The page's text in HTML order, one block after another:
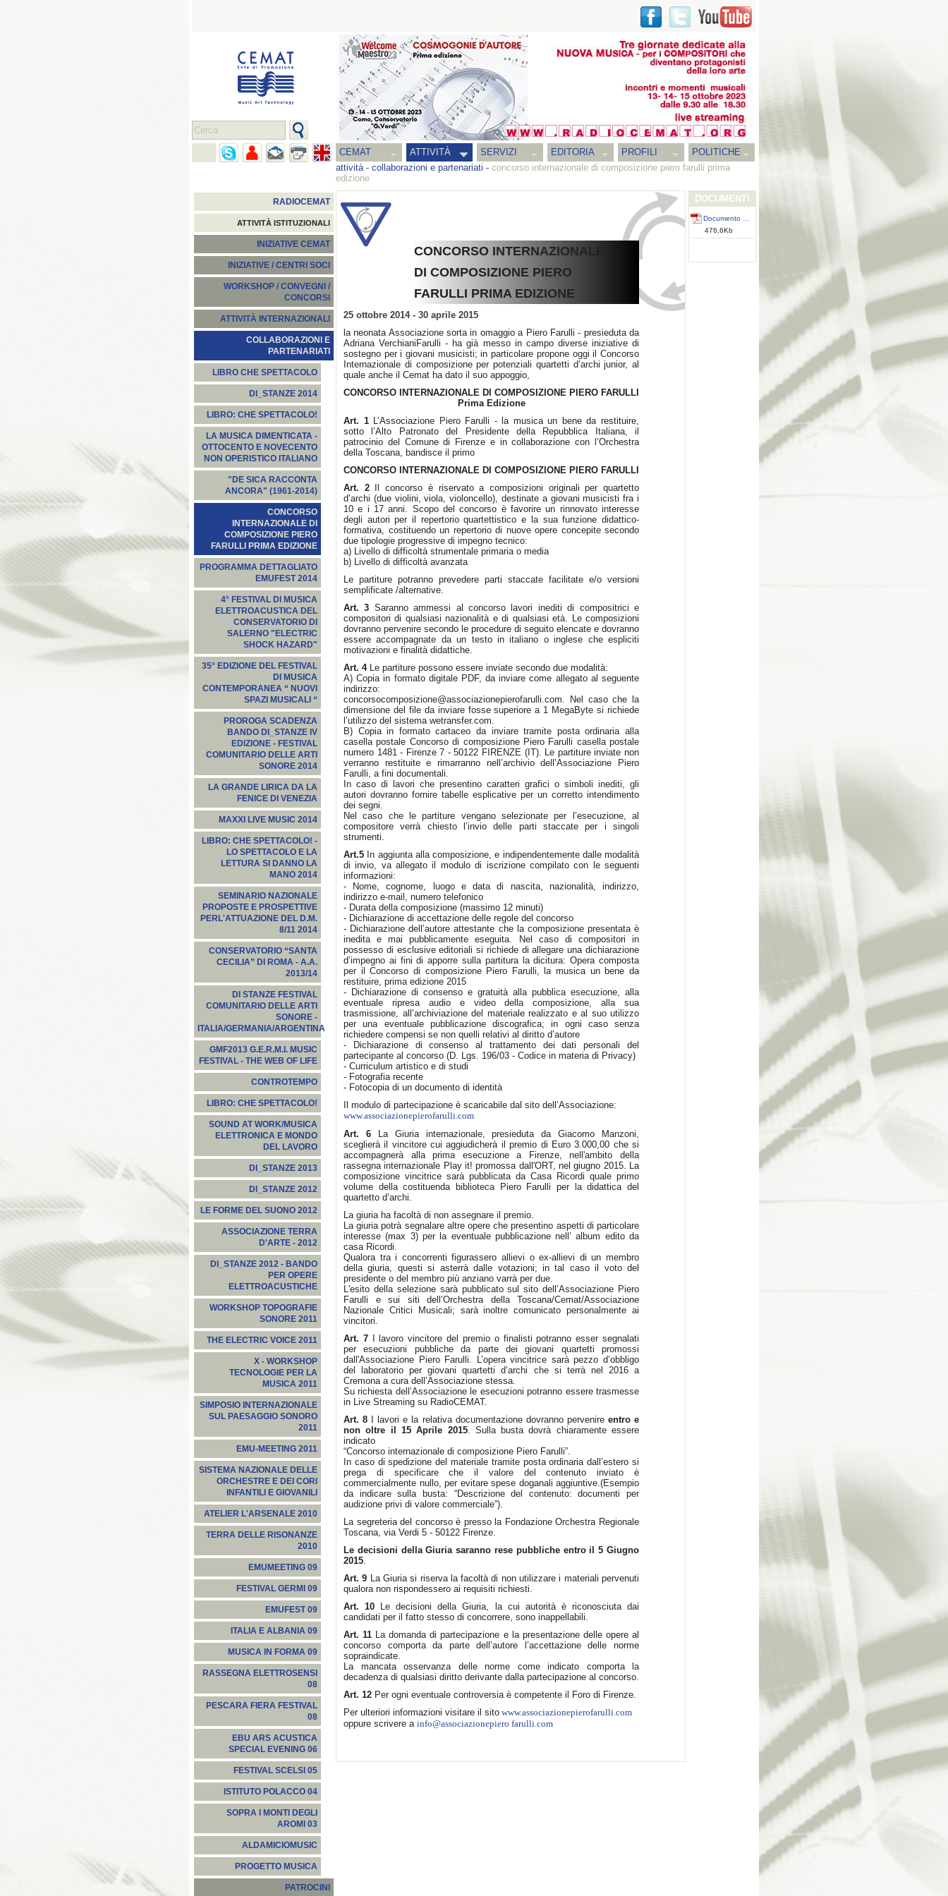
CEMAT ATTIVITÀ SERVIZI EDITORIA PROFILI
POLITICHE
attività- collaborazioni e partenariati - concorso internazionale di composizione piero farulli prima
edizione
RADIOCEMAT
ATTIVITÀ ISTITUZIONALI
INIZIATIVE CEMAT
INIZIATIVE / CENTRI SOCI
WORKSHOP / CONVEGNI /
CONCORSI
ATTIVITÀ INTERNAZIONALI
COLLABORAZIONI E
PARTENARIATI
LIBRO CHE SPETTACOLO
DI_STANZE 2014
LIBRO: CHE SPETTACOLO!
LA MUSICA DIMENTICATA -
OTTOCENTO E NOVECENTO
NON OPERISTICO ITALIANO
"DE SICA RACCONTA
ANCORA" (1961-2014)
CONCORSO
INTERNAZIONALE DI
COMPOSIZIONE PIERO
FARULLI PRIMA EDIZIONE
PROGRAMMA DETTAGLIATO
EMUFEST 2014
4° FESTIVAL DI MUSICA
ELETTROACUSTICA DEL
CONSERVATORIO DI
SALERNO "ELECTRIC
SHOCK HAZARD"
35° EDIZIONE DEL FESTIVAL
DI MUSICA
CONTEMPORANEA “ NUOVI
SPAZI MUSICALI “
PROROGA SCADENZA
BANDO DI_STANZE IV
EDIZIONE - FESTIVAL
COMUNITARIO DELLE ARTI
SONORE 2014
LA GRANDE LIRICA DA LA
FENICE DI VENEZIA
MAXXI LIVE MUSIC 2014
LIBRO: CHE SPETTACOLO! -
LO SPETTACOLO E LA
LETTURA SI DANNO LA
MANO 2014
SEMINARIO NAZIONALE
PROPOSTE E PROSPETTIVE
PERL'ATTUAZIONE DEL D.M.
8/11 2014
CONSERVATORIO “SANTA
CECILIA” DI ROMA - A.A.
2013/14
DI STANZE FESTIVAL
COMUNITARIO DELLE ARTI
SONORE -
ITALIA/GERMANIA/ARGENTINA
GMF2013 G.E.R.M.I. MUSIC
FESTIVAL - THE WEB OF LIFE
CONTROTEMPO
LIBRO: CHE SPETTACOLO!
SOUND AT WORK/MUSICA
ELETTRONICA E MONDO
DEL LAVORO
DI_STANZE 2013
DI_STANZE 2012
LE FORME DEL SUONO 2012
ASSOCIAZIONE TERRA
D'ARTE - 2012
DI_STANZE 2012 - BANDO
PER OPERE
ELETTROACUSTICHE
WORKSHOP TOPOGRAFIE
SONORE 2011
THE ELECTRIC VOICE 2011
X - WORKSHOP
TECNOLOGIE PER LA
MUSICA 2011
SIMPOSIO INTERNAZIONALE
SUL PAESAGGIO SONORO
2011
EMU-MEETING 2011
SISTEMA NAZIONALE DELLE
ORCHESTRE E DEI CORI
INFANTILI E GIOVANILI
ATELIER L'ARSENALE 2010
TERRA DELLE RISONANZE
2010
EMUMEETING 09
FESTIVAL GERMI 09
EMUFEST 09
ITALIA E ALBANIA 09
MUSICA IN FORMA 09
RASSEGNA ELETTROSENSI
08
PESCARA FIERA FESTIVAL
08
EBU ARS ACUSTICA
SPECIAL EVENING 06
FESTIVAL SCELSI 05
ISTITUTO POLACCO 04
SOPRA I MONTI DEGLI
AROMI 03
ALDAMICIOMUSIC
PROGETTO MUSICA
PATROCINI
CONCORSO INTERNAZIONALE
DI COMPOSIZIONE PIERO
FARULLI PRIMA EDIZIONE
25 ottobre 2014 - 30 aprile 2015
la neonata Associazione sorta in omaggio a Piero Farulli - presieduta da
Adriana VerchianiFarulli - ha già messo in campo diverse iniziative di
sostegno per i giovani musicisti; in particolare propone oggi il Concorso
Internazionale di composizione per potenziali quartetti d’archi junior, al
quale anche il Cemat ha dato il suo appoggio,
CONCORSO INTERNAZIONALE DI COMPOSIZIONE PIERO FARULLI
Prima Edizione
Art. 1L’Associazione Piero Farulli - la musica un bene da restituire,
sotto l’Alto Patronato del Presidente della Repubblica Italiana, il
patrocinio del Comune di Firenze e in collaborazione con l’Orchestra
della Toscana, bandisce il primo
CONCORSO INTERNAZIONALE DI COMPOSIZIONE PIERO FARULLI
Art. 2Il concorso è riservato a composizioni originali per quartetto
d’archi (due violini, viola, violoncello), destinate a giovani musicisti fra i
10 e i 17 anni. Scopo del concorso è favorire un rinnovato interesse
degli autori per il repertorio quartettistico e la sua funzione didattico-
formativa, costituendo un repertorio di nuove opere concepite secondo
due tipologie progressive di impegno tecnico:
a) Livello di difficoltà strumentale primaria o media
b) Livello di difficoltà avanzata
Le partiture potranno prevedere parti staccate facilitate e/o versioni
semplificate /alternative.
Art. 3 Saranno ammessi al concorso lavori inediti di compositrici e
compositori di qualsiasi nazionalità e di qualsiasi età. Le composizioni
dovranno pervenire secondo le procedure di seguito elencate e dovranno
essere accompagnate da un testo in italiano o inglese che espliciti
motivazioni e finalità didattiche.
Art. 4Le partiture possono essere inviate secondo due modalità:
A) Copia in formato digitale PDF, da inviare come allegato al seguente
indirizzo:
concorsocomposizione@associazionepierofarulli.com. Nel caso che la
dimensione del file da inviare fosse superiore a 1 MegaByte si richiede
l’utilizzo del sistema wetransfer.com.
B) Copia in formato cartaceo da inviare tramite posta ordinaria alla
casella postale Concorso di composizione Piero Farulli casella postale
numero 1481 - Firenze 7 - 50122 FIRENZE (IT). Le partiture inviate non
verranno restituite e rimarranno nell’archivio dell’Associazione Piero
Farulli, a fini documentali.
In caso di lavori che presentino caratteri grafici o simboli inediti, gli
autori dovranno fornire tabelle esplicative per un corretto intendimento
dei segni.
Nel caso che le partiture vengano selezionate per l’esecuzione, al
compositore verrà chiesto l’invio delle parti staccate per i singoli
strumenti.
Art.5 In aggiunta alla composizione, e indipendentemente dalle modalità
di invio, va allegato il modulo di iscrizione compilato con le seguenti
informazioni:
- Nome, cognome, luogo e data di nascita, nazionalità, indirizzo,
indirizzo e-mail, numero telefonico
- Durata della composizione (massimo 12 minuti)
- Dichiarazione di accettazione delle regole del concorso
- Dichiarazione dell’autore attestante che la composizione presentata è
inedita e mai pubblicamente eseguita. Nel caso di compositori in
possesso di esclusive editoriali si richiede di allegare una dichiarazione
d’impegno ai fini di apporre sulla partitura la dicitura: Opera composta
per il Concorso di composizione Piero Farulli, la musica un bene da
restituire, prima edizione 2015
- Dichiarazione di consenso e gratuità alla pubblica esecuzione, alla
eventuale ripresa audio e video della composizione, alla sua
trasmissione, all’archiviazione del materiale realizzato e al suo utilizzo
per una eventuale pubblicazione discografica; in ogni caso senza
richiedere compensi se non quelli relativi al diritto d’autore
- Dichiarazione di consenso al trattamento dei dati personali del
partecipante al concorso (D. Lgs. 196/03 - Codice in materia di Privacy)
- Curriculum artistico e di studi
- Fotografia recente
- Fotocopia di un documento di identità
Il modulo di partecipazione è scaricabile dal sito dell’Associazione:
www.associazionepierofarulli.com
Art. 6La Giuria internazionale, presieduta da Giacomo Manzoni,
sceglierà il vincitore cui aggiudicherà il premio di Euro 3.000,00 che si
accompagnerà alla prima esecuzione a Firenze, nell'ambito della
rassegna internazionale Play it! promossa dall'ORT, nel giugno 2015. La
composizione vincitrice sarà pubblicata da Casa Ricordi quale primo
volume della costituenda biblioteca Piero Farulli per la didattica del
quartetto d’archi.
La giuria ha facoltà di non assegnare il premio.
La giuria potrà segnalare altre opere che presentino aspetti di particolare
interesse (max 3) per la eventuale pubblicazione nell’ album edito da
casa Ricordi.
Qualora tra i concorrenti figurassero allievi o ex-allievi di un membro
della giuria, questi si asterrà dalle votazioni; in tal caso il voto del
presidente o del membro più anziano varrà per due.
L'esito della selezione sarà pubblicato sul sito dell’Associazione Piero
Farulli e sui siti dell’Orchestra della Toscana/Cemat/Associazione
Nazionale Critici Musicali; sarà inoltre comunicato personalmente ai
vincitori.
Art. 7I lavoro vincitore del premio o finalisti potranno esser segnalati
per esecuzioni pubbliche da parte dei giovani quartetti promossi
dall'Associazione Piero Farulli. L’opera vincitrice sarà pezzo d’obbligo
del laboratorio per giovani quartetti d’archi che si terrà nel 2016 a
Cremona a cura dell’Associazione stessa.
Su richiesta dell’Associazione le esecuzioni potranno essere trasmesse
in Live Streaming su RadioCEMAT.
Art. 8 I lavori e la relativa documentazione dovranno pervenire entro e
non oltre il 15 Aprile 2015. Sulla busta dovrà chiaramente essere
indicato
“Concorso internazionale di composizione Piero Farulli”.
In caso di spedizione del materiale tramite posta ordinaria dall’estero si
prega di specificare che il valore del contenuto inviato è
commercialmente nullo, per evitare spese doganali aggiuntive.(Esempio
da indicare sulla busta: “Descrizione del contenuto: documenti per
audizione privi di valore commerciale”).
La segreteria del concorso è presso la Fondazione Orchestra Regionale
Toscana, via Verdi 5 - 50122 Firenze.
Le decisioni della Giuria saranno rese pubbliche entro il 5 Giugno
2015.
Art. 9 La Giuria si riserva la facoltà di non utilizzare i materiali pervenuti
qualora non rispondessero ai requisiti richiesti.
Art. 10 Le decisioni della Giuria, la cui autorità è riconosciuta dai
candidati per il fatto stesso di concorrere, sono inappellabili.
Art. 11 La domanda di partecipazione e la presentazione delle opere al
concorso comporta da parte dell’autore l’accettazione delle norme
sopraindicate.
La mancata osservanza delle norme come indicato comporta la
decadenza di qualsiasi diritto derivante dalla partecipazione al concorso.
Art. 12 Per ogni eventuale controversia è competente il Foro di Firenze.
Per ulteriori informazioni visitare il sito www.associazionepierofarulli.com
oppure scrivere a info@associazionepiero farulli.com
DOCUMENTI
Documento …
476,6Kb